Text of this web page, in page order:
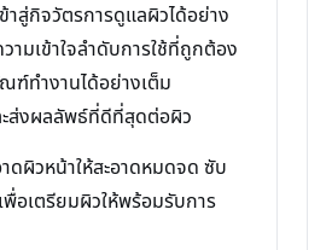
าสู่กิจวัตรการดูแลผิวได้อย่าง
ามเข้าใจลำดับการใช้ที่ถูกต้อง
ฑ์ทำงานได้อย่างเต็ม
ส่งผลลัพธ์ที่ดีที่สุดต่อผิว
ดผิวหน้าให้สะอาดหมดจด ซับ
พื่อเตรียมผิวให้พร้อมรับการ